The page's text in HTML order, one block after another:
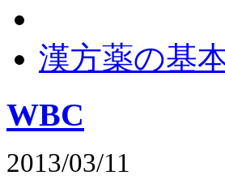
漢方薬の基
WBC
2013/03/11